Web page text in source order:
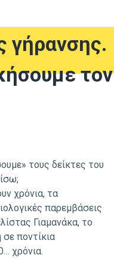
γήρανσης.
τον
τους δείκτες του
χρόνια, τα
παρεμβάσεις
Γιαμανάκα, το
ποντίκια
χρόνια.